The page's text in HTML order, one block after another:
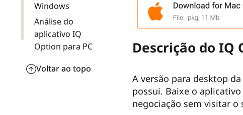
Windows
Análise do
aplicativo IQ
Option para PC
Voltar ao topo
Descrição do IQ
A versão para desktop
possui. Baixe o
negociação sem visitar o